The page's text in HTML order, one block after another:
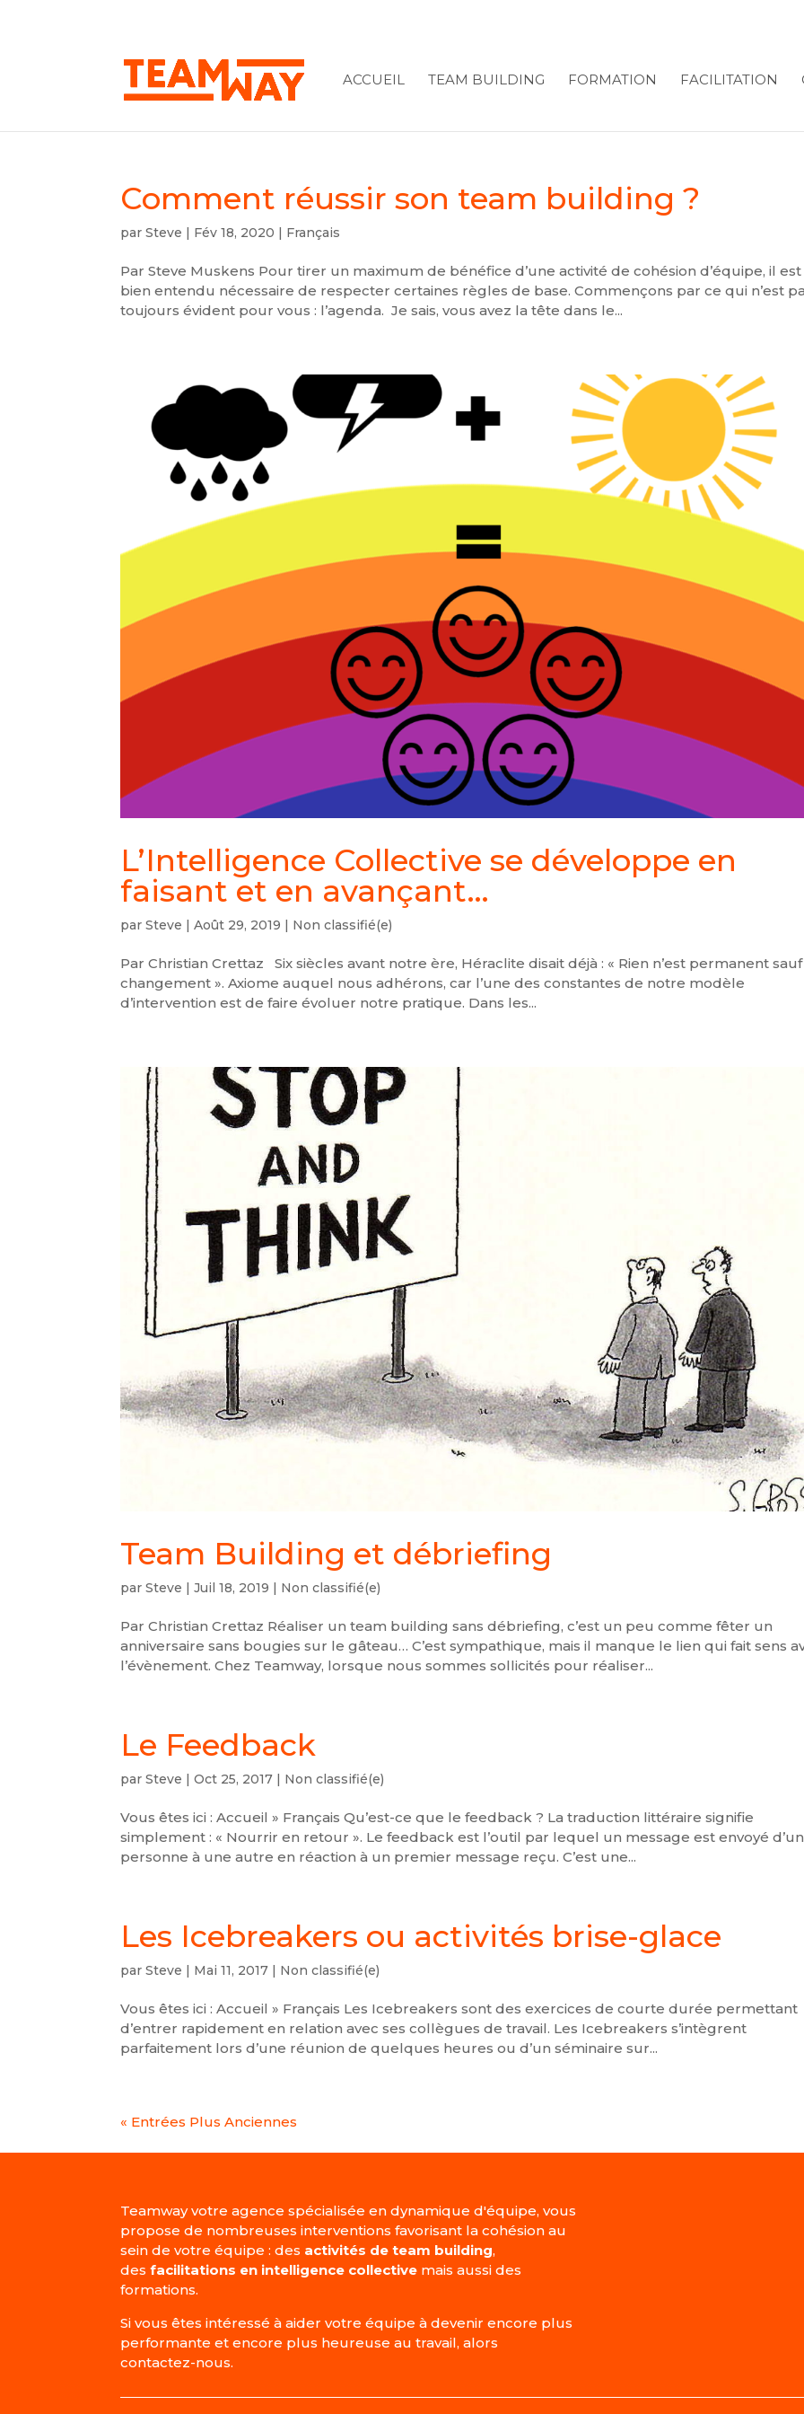
ACCUEIL TEAM BUILDING FORMATION FACILITATION
Comment réussir son team building ?
parSteve | Fév 18, 2020 | Français
Par Steve Muskens Pour tirer un maximum de bénéfice d’une activité de cohésion d’équipe, il est
bien entendu nécessaire de respecter certaines règles de base. Commençons par ce qui n’est
toujours évident pour vous : l’agenda. Je sais, vous avez la tête dans le...
L’Intelligence Collective se développe en
faisant et en avançant…
parSteve |Août 29, 2019 | Non classifié(e)
Par Christian Crettaz Six siècles avant notre ère, Héraclite disait déjà : « Rien n’est permanent
changement ». Axiome auquel nous adhérons, car l’une des constantes de notre modèle
d’intervention est de faire évoluer notre pratique. Dans les...
Team Building et débriefing
parSteve |Juil 18, 2019 | Non classifié(e)
Par Christian Crettaz Réaliser un team building sans débriefing, c’est un peu comme fêter un
anniversaire sans bougies sur le gâteau… C’est sympathique, mais il manque le lien qui fait sens
l’évènement. Chez Teamway, lorsque nous sommes sollicités pour réaliser...
Le Feedback
parSteve |Oct 25, 2017 | Non classifié(e)
Vous êtes ici : Accueil » Français Qu’est-ce que le feedback ? La traduction littéraire signifie
simplement : « Nourrir en retour ». Le feedback est l’outil par lequel un message est envoyé
personne à une autre en réaction à un premier message reçu. C’est une...
Les Icebreakers ou activités brise-glace
parSteve | Mai 11, 2017 | Non classifié(e)
Vous êtes ici : Accueil » Français Les Icebreakers sont des exercices de courte durée permettant
d’entrer rapidement en relation avec ses collègues de travail. Les Icebreakers s’intègrent
parfaitement lors d’une réunion de quelques heures ou d’un séminaire sur...
« Entrées Plus Anciennes
Teamway votre agence spécialisée en dynamique d'équipe, vous
propose de nombreuses interventions favorisant la cohésion au
sein de votre équipe : des activités de team building,
desfacilitations en intelligence collective mais aussi des
formations.
Si vous êtes intéressé à aider votre équipe à devenir encore plus
performante et encore plus heureuse au travail, alors
contactez-nous.